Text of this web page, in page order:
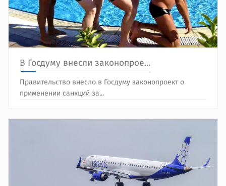
В Госдуму внесли законопрое...
Правительство внесло в Госдуму законопроект о
применении санкций за...